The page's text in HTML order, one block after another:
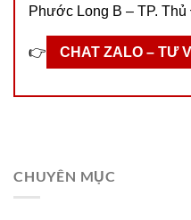
Phước Long B – TP.
👉 CHAT ZALO – TƯ
CHUYÊN MỤC